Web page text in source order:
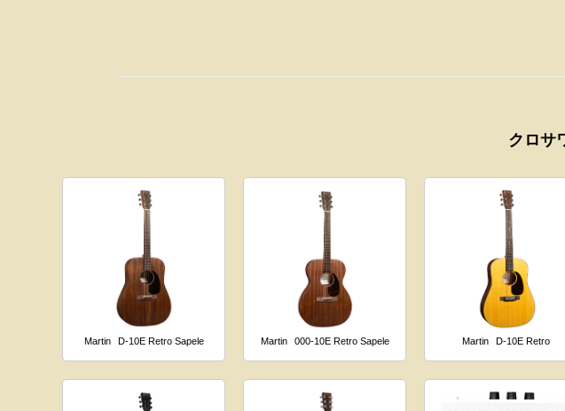
クロサ
Martin D-10E Retro Sapele Martin 000-10E Retro Sapele Martin D-10E Retro